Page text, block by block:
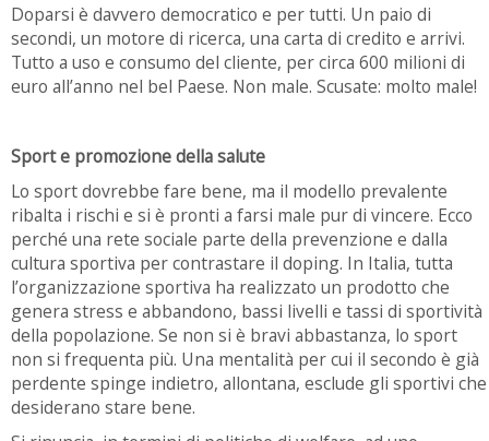
Doparsi è davvero democratico e per tutti. Un paio di
secondi, un motore di ricerca, una carta di credito e arrivi.
Tutto a uso e consumo del cliente, per circa 600 milioni di
euro all’anno nel bel Paese. Non male. Scusate: molto male!
Sport e promozione della salute
Lo sport dovrebbe fare bene, ma il modello prevalente
ribalta i rischi e si è pronti a farsi male pur di vincere. Ecco
perché una rete sociale parte della prevenzione e dalla
cultura sportiva per contrastare il doping. In Italia, tutta
l’organizzazione sportiva ha realizzato un prodotto che
genera stress e abbandono, bassi livelli e tassi di sportività
della popolazione. Se non si è bravi abbastanza, lo sport
non si frequenta più. Una mentalità per cui il secondo è già
perdente spinge indietro, allontana, esclude gli sportivi che
desiderano stare bene.